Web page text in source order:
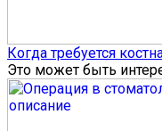
Когда требуется
Это может быть